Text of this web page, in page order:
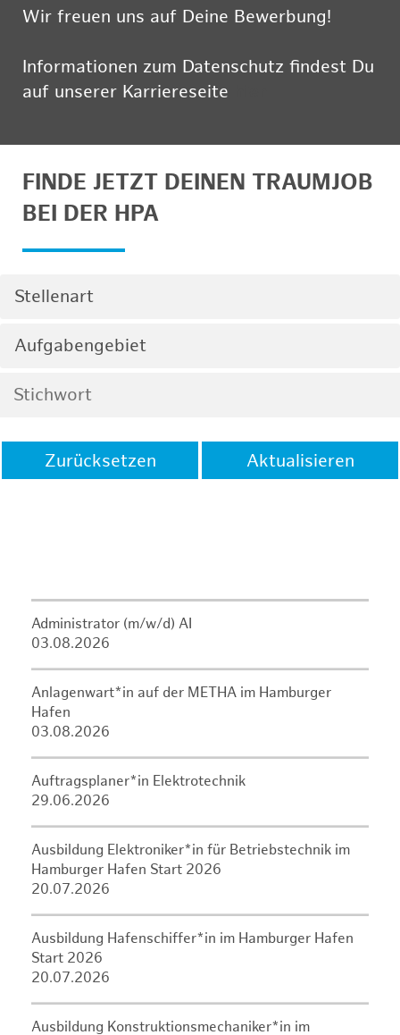
Wir freuen uns auf Deine Bewerbung!
Informationen zum Datenschutz findest Du
auf unserer Karriereseite
FINDE JETZT DEINEN TRAUMJOB
BEI DER HPA
Stellenart
Aufgabengebiet
Zurücksetzen Aktualisieren
Administrator (m/w/d) AI
03.08.2026
Anlagenwart*in auf der METHA im Hamburger
Hafen
03.08.2026
Auftragsplaner*in Elektrotechnik
29.06.2026
Ausbildung Elektroniker*in für Betriebstechnik im
Hamburger Hafen Start 2026
20.07.2026
Ausbildung Hafenschiffer*in im Hamburger Hafen
Start 2026
20.07.2026
Ausbildung Konstruktionsmechaniker*in im